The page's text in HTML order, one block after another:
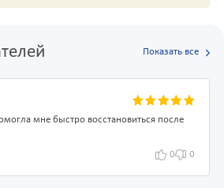
Показать все
мне быстро восстановиться после
0 0